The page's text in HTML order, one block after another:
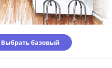
Выбрать базовый